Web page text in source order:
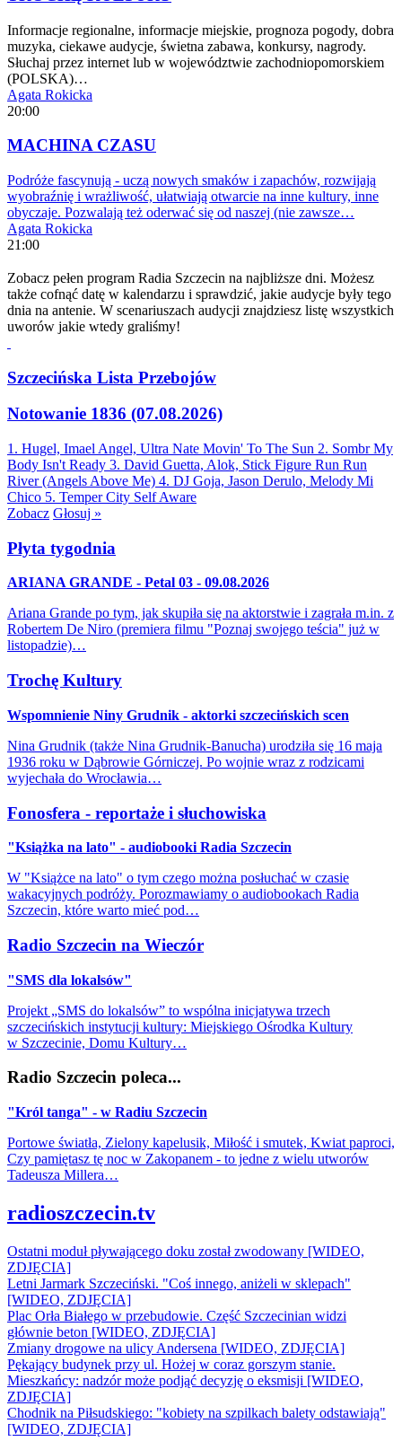
Informacje regionalne, informacje miejskie, prognoza pogody, dobra
muzyka, ciekawe audycje, świetna zabawa, konkursy, nagrody.
Słuchaj przez internet lub w województwie zachodniopomorskiem
(POLSKA)…
Agata Rokicka
20:00
MACHINA CZASU
Podróże fascynują - uczą nowych smaków i zapachów, rozwijają
wyobraźnię i wrażliwość, ułatwiają otwarcie na inne kultury, inne
obyczaje. Pozwalają też oderwać się od naszej (nie zawsze…
Agata Rokicka
21:00
Zobacz pełen program Radia Szczecin na najbliższe dni. Możesz
także cofnąć datę w kalendarzu i sprawdzić, jakie audycje były tego
dnia na antenie. W scenariuszach audycji znajdziesz listę wszystkich
uworów jakie wtedy graliśmy!
Szczecińska Lista Przebojów
Notowanie 1836 (07.08.2026)
1. Hugel, Imael Angel, Ultra Nate Movin' To The Sun 2. Sombr My
Body Isn't Ready 3. David Guetta, Alok, Stick Figure Run Run
River (Angels Above Me) 4. DJ Goja, Jason Derulo, Melody Mi
Chico 5. Temper City Self Aware
Zobacz Głosuj »
Płyta tygodnia
ARIANA GRANDE - Petal 03 - 09.08.2026
Ariana Grande po tym, jak skupiła się na aktorstwie i zagrała m.in. z
Robertem De Niro (premiera filmu "Poznaj swojego teścia" już w
listopadzie)…
Trochę Kultury
Wspomnienie Niny Grudnik - aktorki szczecińskich scen
Nina Grudnik (także Nina Grudnik-Banucha) urodziła się 16 maja
1936 roku w Dąbrowie Górniczej. Po wojnie wraz z rodzicami
wyjechała do Wrocławia…
Fonosfera - reportaże i słuchowiska
"Książka na lato" - audiobooki Radia Szczecin
W "Książce na lato" o tym czego można posłuchać w czasie
wakacyjnych podróży. Porozmawiamy o audiobookach Radia
Szczecin, które warto mieć pod…
Radio Szczecin na Wieczór
"SMS dla lokalsów"
Projekt „SMS do lokalsów” to wspólna inicjatywa trzech
szczecińskich instytucji kultury: Miejskiego Ośrodka Kultury
w Szczecinie, Domu Kultury…
Radio Szczecin poleca...
"Król tanga" - w Radiu Szczecin
Portowe światła, Zielony kapelusik, Miłość i smutek, Kwiat paproci,
Czy pamiętasz tę noc w Zakopanem - to jedne z wielu utworów
Tadeusza Millera…
radioszczecin.tv
Ostatni moduł pływającego doku został zwodowany [WIDEO,
ZDJĘCIA]
Letni Jarmark Szczeciński. "Coś innego, aniżeli w sklepach"
[WIDEO, ZDJĘCIA]
Plac Orła Białego w przebudowie. Część Szczecinian widzi
głównie beton [WIDEO, ZDJĘCIA]
Zmiany drogowe na ulicy Andersena [WIDEO, ZDJĘCIA]
Pękający budynek przy ul. Hożej w coraz gorszym stanie.
Mieszkańcy: nadzór może podjąć decyzję o eksmisji [WIDEO,
ZDJĘCIA]
Chodnik na Piłsudskiego: "kobiety na szpilkach balety odstawiają"
[WIDEO, ZDJĘCIA]